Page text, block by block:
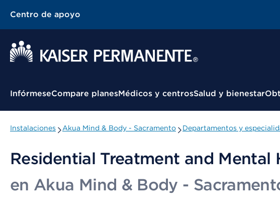
Centro de apoyo
Menú contextual
InfórmeseCompare planesMédicos y centrosSalud y bienestar
Instalaciones Akua Mind & Body - Sacramento Departamentos y
Residential Treatment and Mental
en Akua Mind & Body -